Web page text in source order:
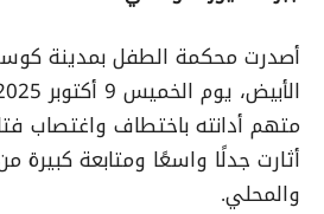
أصدرت محكمة الطفل بمدينة
متهم أدانته باختطاف واغتصاب
أثارت جدلًا واسعًا ومتابعة كبيرة
والمحلي.